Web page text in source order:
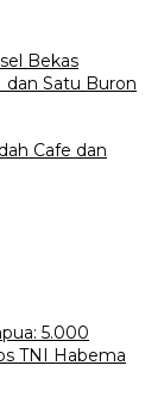
Bekas
dan Satu Buron
Cafe dan
5.000
TNI Habema